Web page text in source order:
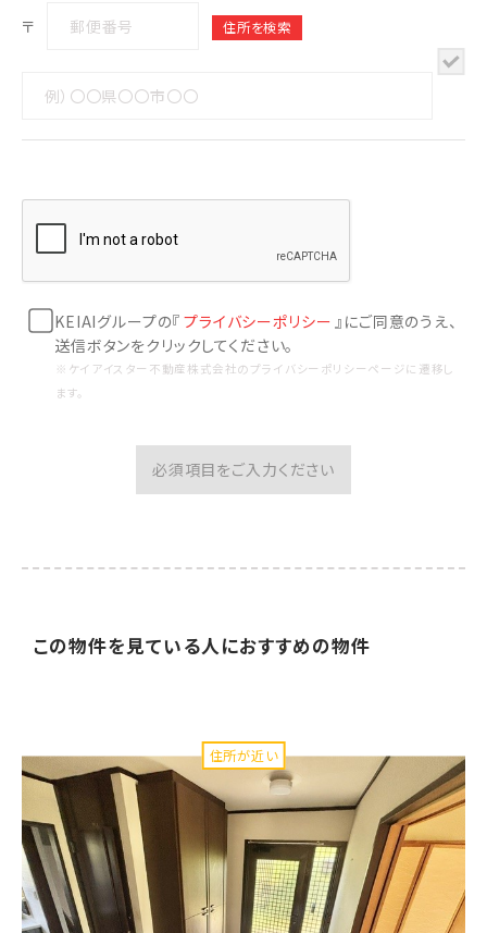
〒
KEIAIグループの『 プライバシーポリシー 』にご同意のうえ、
送信ボタンをクリックしてください。
※ケイアイスター不動産株式会社のプライバシーポリシーページに遷移し
ます。
必須項目をご入力ください
この物件を見ている人におすすめの物件